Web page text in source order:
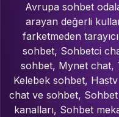
Avrupa sohbet
arayan değerli
farketmeden
sohbet, Sohbetci
sohbet, Mynet chat,
Kelebek sohbet,
chat ve sohbet,
kanalları, Sohbet